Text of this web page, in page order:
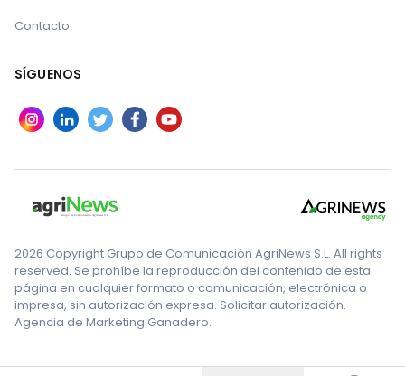
Contacto
SÍGUENOS
2026 Copyright Grupo de Comunicación AgriNews S.L. All rights
reserved. Se prohíbe la reproducción del contenido de esta
página en cualquier formato o comunicación, electrónica o
impresa, sin autorización expresa. Solicitar autorización.
Agencia de Marketing Ganadero.